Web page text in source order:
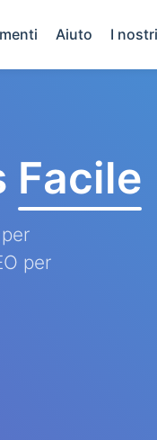
Aiuto I
Facile
per